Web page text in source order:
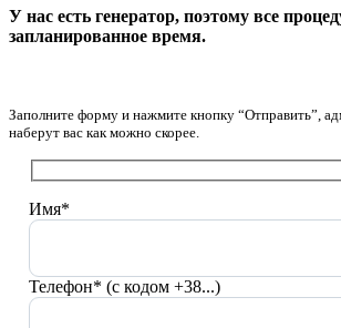
У нас есть генератор, поэтому все
запланированное время.
Заполните форму и нажмите кнопку “Отправить”,
наберут вас как можно скорее.
Имя*
Телефон* (с кодом +38...)